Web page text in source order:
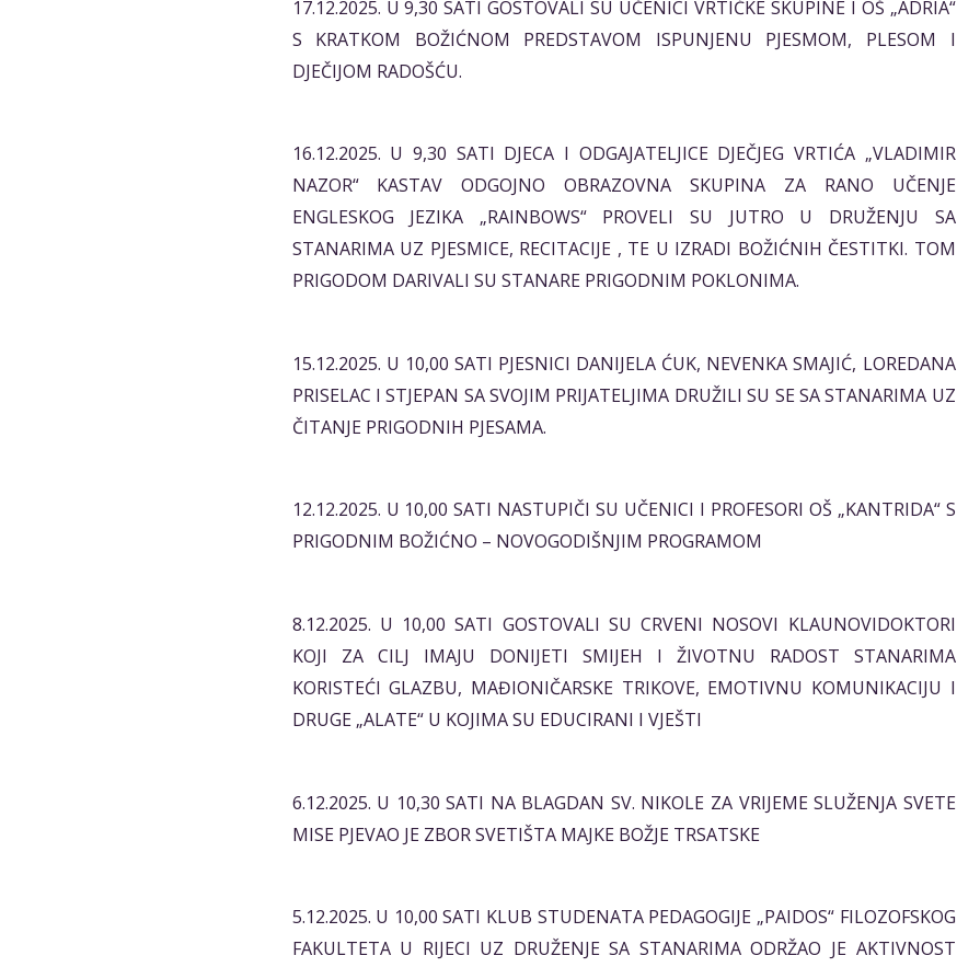
17.12.2025. U 9,30 SATI GOSTOVALI SU UČENICI VRTIĆKE SKUPINE I OŠ „ADRIA“
S KRATKOM BOŽIĆNOM PREDSTAVOM ISPUNJENU PJESMOM, PLESOM I
DJEČIJOM RADOŠĆU.
16.12.2025. U 9,30 SATI DJECA I ODGAJATELJICE DJEČJEG VRTIĆA „VLADIMIR
NAZOR“ KASTAV ODGOJNO OBRAZOVNA SKUPINA ZA RANO UČENJE
ENGLESKOG JEZIKA „RAINBOWS“ PROVELI SU JUTRO U DRUŽENJU SA
STANARIMA UZ PJESMICE, RECITACIJE , TE U IZRADI BOŽIĆNIH ČESTITKI. TOM
PRIGODOM DARIVALI SU STANARE PRIGODNIM POKLONIMA.
15.12.2025. U 10,00 SATI PJESNICI DANIJELA ĆUK, NEVENKA SMAJIĆ, LOREDANA
PRISELAC I STJEPAN SA SVOJIM PRIJATELJIMA DRUŽILI SU SE SA STANARIMA UZ
ČITANJE PRIGODNIH PJESAMA.
12.12.2025. U 10,00 SATI NASTUPIČI SU UČENICI I PROFESORI OŠ „KANTRIDA“ S
PRIGODNIM BOŽIĆNO – NOVOGODIŠNJIM PROGRAMOM
8.12.2025. U 10,00 SATI GOSTOVALI SU CRVENI NOSOVI KLAUNOVIDOKTORI
KOJI ZA CILJ IMAJU DONIJETI SMIJEH I ŽIVOTNU RADOST STANARIMA
KORISTEĆI GLAZBU, MAĐIONIČARSKE TRIKOVE, EMOTIVNU KOMUNIKACIJU I
DRUGE „ALATE“ U KOJIMA SU EDUCIRANI I VJEŠTI
6.12.2025. U 10,30 SATI NA BLAGDAN SV. NIKOLE ZA VRIJEME SLUŽENJA SVETE
MISE PJEVAO JE ZBOR SVETIŠTA MAJKE BOŽJE TRSATSKE
5.12.2025. U 10,00 SATI KLUB STUDENATA PEDAGOGIJE „PAIDOS“ FILOZOFSKOG
FAKULTETA U RIJECI UZ DRUŽENJE SA STANARIMA ODRŽAO JE AKTIVNOST